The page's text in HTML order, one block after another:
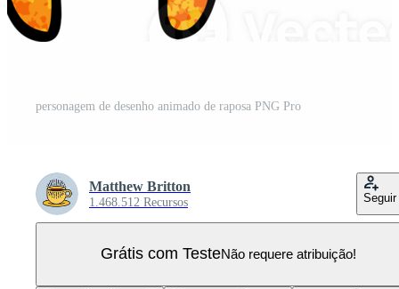
personagem de desenho animado de raposa PNG Pro
Matthew Britton
1.468.512 Recursos Seguir
Grátis com TesteNão requere atribuição!